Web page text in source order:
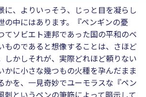
に、よりいっそう、じっと目を凝らし
の中にはあります。『ペンギンの憂
てソビエト連邦であった国の平和のベ
ものであると想像することは、さほど
しかしそれが、実際どれほど頼りない
かに小さな幾つもの火種を孕んだまま
かを、一見奇妙でユーモラスな『ペン